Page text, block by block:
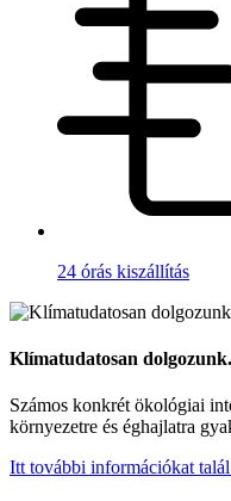
24 órás kiszállítás
Klímatudatosan dolgozunk.
Számos konkrét ökológiai
környezetre és éghajlatra
Itt további információkat